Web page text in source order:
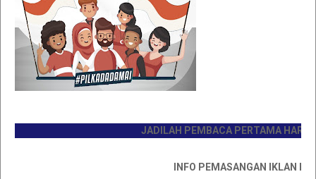
JADILAH PEMBACA PERTAMA HARI INI
INFO PEMASANGAN IKLAN HUB :